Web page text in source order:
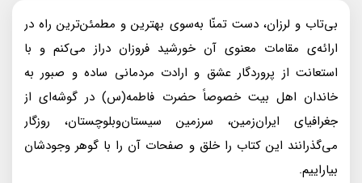
بى‌تاب و لرزان، دست تمنّا به‌سوى بهترين و مطمئن‌ترين راه در
ارائه‌ی مقامات معنوى آن خورشيد فروزان دراز مى‌كنم و با
استعانت از پروردگار عشق و ارادت مردمانى ساده و صبور به
خاندان اهل بيت خصوصاً حضرت فاطمه(س) در گوشه‌اى از
جغرافياى ايران‌زمين، سرزمين سيستان‌و‌بلوچستان، روزگار
مى‌گذرانند اين كتاب را خلق و صفحات آن را با گوهر وجودشان
بيارایيم.